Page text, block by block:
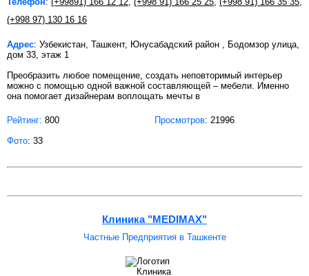
(+998 97) 130 16 16
Адрес: Узбекистан, Ташкент, Юнусабадский район , Бодомзор улица,
дом 33, этаж 1
Преобразить любое помещение, создать неповторимый интерьер
можно с помощью одной важной составляющей – мебели. Именно
она помогает дизайнерам воплощать мечты в
Рейтинг: 800 Просмотров: 21996
Фото: 33
Клиника "MEDIMAX"
Частные Предприятия в Ташкенте